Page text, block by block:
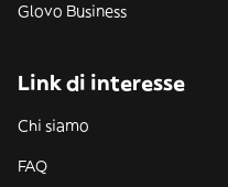
Glovo Business
Link di interesse
Chi siamo
FAQ